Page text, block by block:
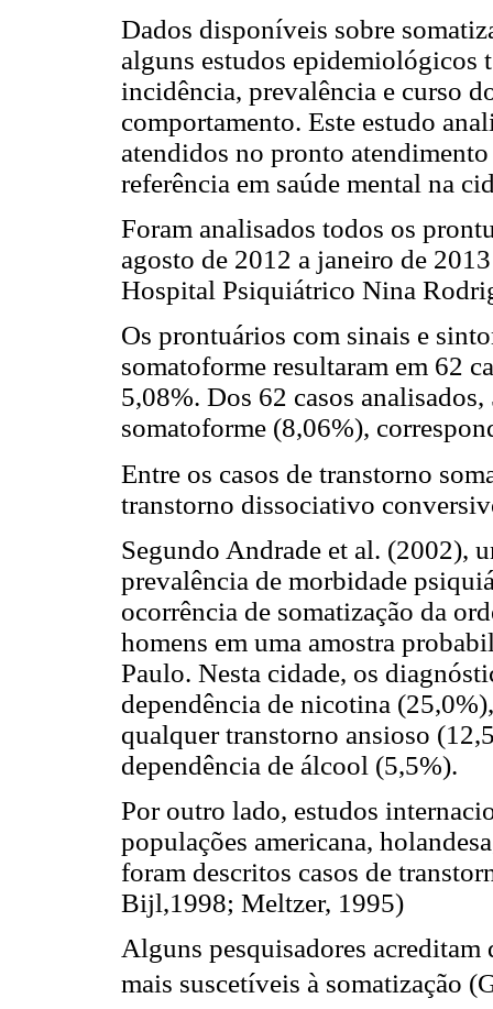
Dados disponíveis sobre
alguns estudos epidemiológicos
incidência, prevalência e curso
comportamento. Este estudo
atendidos no pronto
referência em saúde mental na
Foram analisados todos os
agosto de 2012 a janeiro de
Hospital Psiquiátrico Nina
Os prontuários com sinais e
somatoforme resultaram em 62
5,08%. Dos 62 casos
somatoforme (8,06%),
Entre os casos de transtorno
transtorno dissociativo
Segundo Andrade et al. (2002),
prevalência de morbidade
ocorrência de somatização da
homens em uma amostra
Paulo. Nesta cidade, os
dependência de nicotina
qualquer transtorno ansioso
dependência de álcool (5,5%).
Por outro lado, estudos
populações americana,
foram descritos casos de
Bijl,1998; Meltzer, 1995)
Alguns pesquisadores acreditam
mais suscetíveis à somatização